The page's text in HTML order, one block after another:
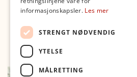
informasjonskapsler. Les mer
STRENGT NØDVENDIG
YTELSE
MÅLRETTING